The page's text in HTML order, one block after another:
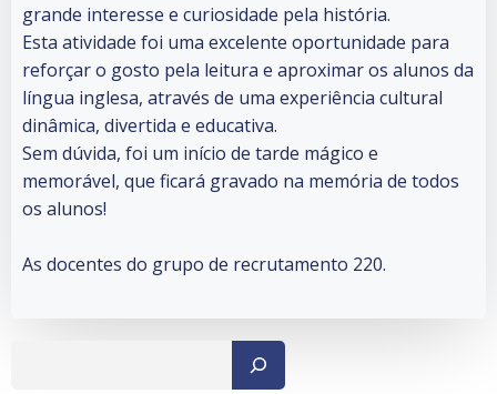
grande interesse e curiosidade pela história.
Esta atividade foi uma excelente oportunidade para
reforçar o gosto pela leitura e aproximar os alunos da
língua inglesa, através de uma experiência cultural
dinâmica, divertida e educativa.
Sem dúvida, foi um início de tarde mágico e
memorável, que ficará gravado na memória de todos
os alunos!
As docentes do grupo de recrutamento 220.